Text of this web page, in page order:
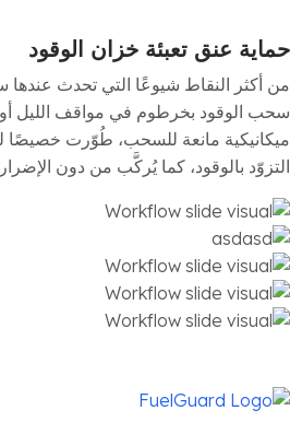
حماية عنق تعبئة خزان الوقود
من أكثر النقاط شيوعًا التي تحدث
ميكانيكية مانعة للسحب، طُوّرت خصيصًا
التزوّد بالوقود، كما يُركَّب من دون الإضرار